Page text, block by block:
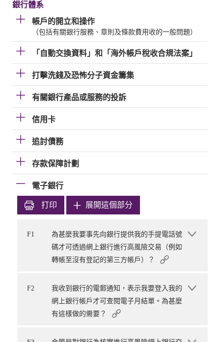
銀行體系
帳戶的開立和操作
（包括有關銀行服務、章則及條款費用收的一般問題）
「自動交換資料」和「海外帳戶稅收合規法案」
打擊洗錢及恐怖分子資金籌集
有關銀行產品或服務的投訴
信用卡
追討債務
存款保障計劃
電子銀行
打印 展開這個部分
F1
為甚麼我要事先向銀行提供我的手提電話號
碼才可透過網上銀行進行高風險交易（例如
轉帳至沒有登記的第三方帳戶）？
F2
我收到銀行的電郵通知，表示我要登入我的
網上銀行帳戶才可查閱電子月結單。為甚麼
有這樣做的需要？